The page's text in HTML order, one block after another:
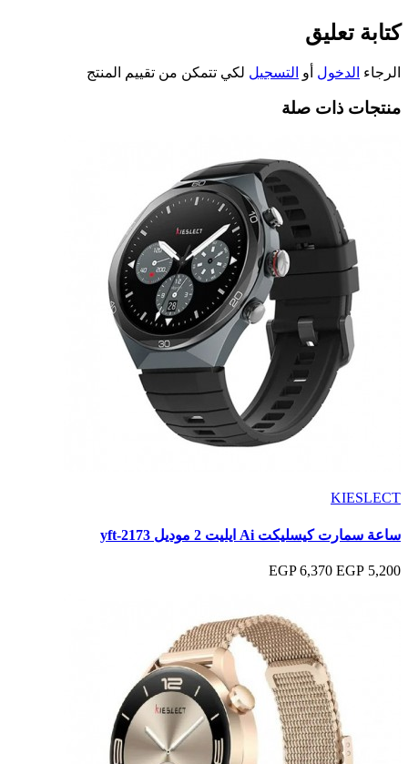
كتابة تعليق
الرجاء الدخول أو التسجيل لكي تتمكن من تقييم المنتج
منتجات ذات صلة
KIESLECT
ساعة سمارت كيسليكت Ai ايليت 2 موديل yft-2173
5,200 EGP
6,370 EGP